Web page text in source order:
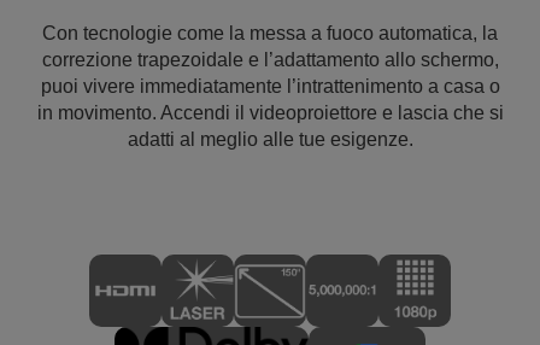
Con tecnologie come la messa a fuoco automatica, la
correzione trapezoidale e l’adattamento allo schermo,
puoi vivere immediatamente l’intrattenimento a casa o
in movimento. Accendi il videoproiettore e lascia che si
adatti al meglio alle tue esigenze.